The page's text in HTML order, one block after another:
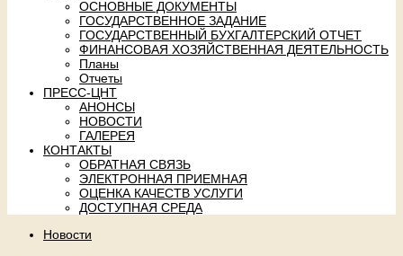
ОСНОВНЫЕ ДОКУМЕНТЫ
ГОСУДАРСТВЕННОЕ ЗАДАНИЕ
ГОСУДАРСТВЕННЫЙ БУХГАЛТЕРСКИЙ ОТЧЕТ
ФИНАНСОВАЯ ХОЗЯЙСТВЕННАЯ ДЕЯТЕЛЬНОСТЬ
Планы
Отчеты
ПРЕСС-ЦНТ
АНОНСЫ
НОВОСТИ
ГАЛЕРЕЯ
КОНТАКТЫ
ОБРАТНАЯ СВЯЗЬ
ЭЛЕКТРОННАЯ ПРИЕМНАЯ
ОЦЕНКА КАЧЕСТВ УСЛУГИ
ДОСТУПНАЯ СРЕДА
Новости